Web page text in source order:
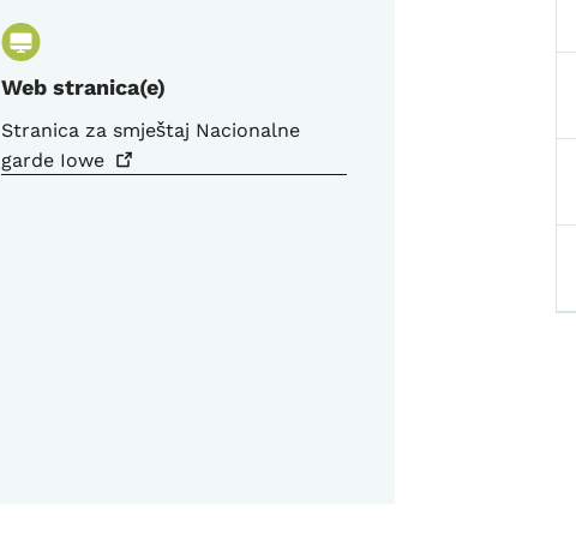
Web stranica(e)
Stranica za smještaj Nacionalne
garde Iowe